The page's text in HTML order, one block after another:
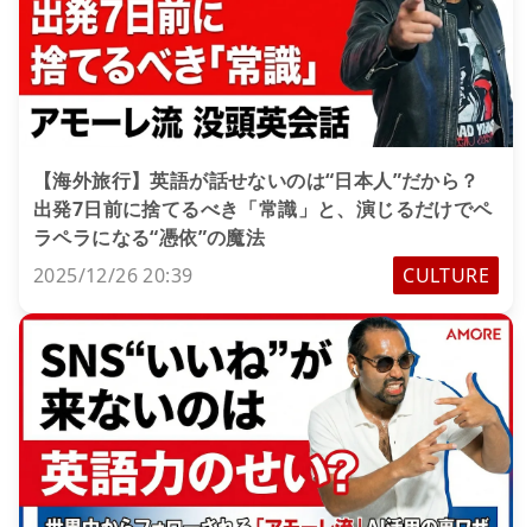
【海外旅行】英語が話せないのは“日本人”だから？
出発7日前に捨てるべき「常識」と、演じるだけでペ
ラペラになる“憑依”の魔法
2025/12/26 20:39
CULTURE